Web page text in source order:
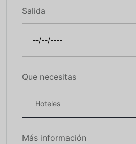
Salida
Que necesitas
Más información